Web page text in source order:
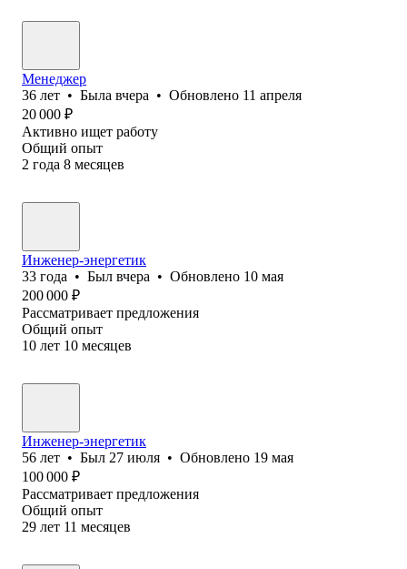
Менеджер
36 лет • Была вчера • Обновлено 11 апреля
20 000 ₽
Активно ищет работу
Общий опыт
2 года 8 месяцев
Инженер-энергетик
33 года • Был вчера • Обновлено 10 мая
200 000 ₽
Рассматривает предложения
Общий опыт
10 лет 10 месяцев
Инженер-энергетик
56 лет • Был 27 июля • Обновлено 19 мая
100 000 ₽
Рассматривает предложения
Общий опыт
29 лет 11 месяцев